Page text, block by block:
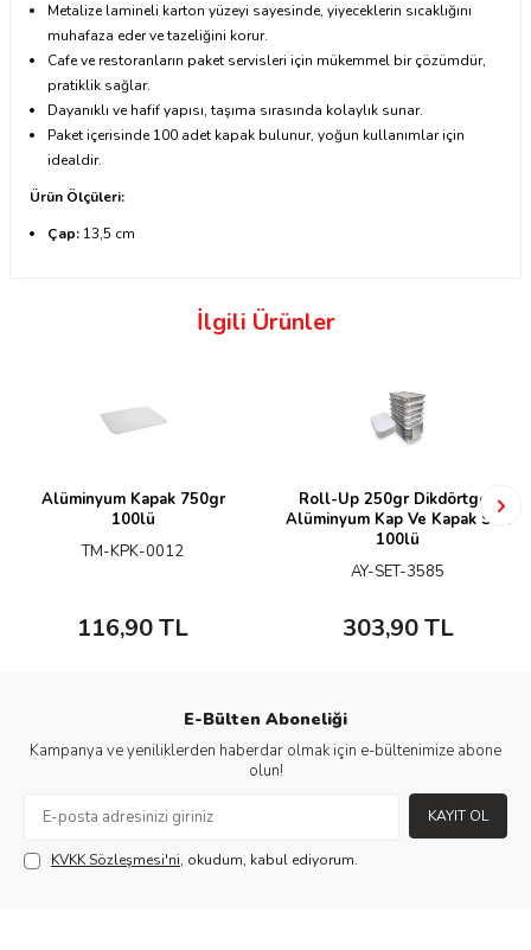
Metalize lamineli karton yüzeyi sayesinde, yiyeceklerin sıcaklığını
muhafaza eder ve tazeliğini korur.
Cafe ve restoranların paket servisleri için mükemmel bir çözümdür,
pratiklik sağlar.
Dayanıklı ve hafif yapısı, taşıma sırasında kolaylık sunar.
Paket içerisinde 100 adet kapak bulunur, yoğun kullanımlar için
idealdir.
Ürün Ölçüleri:
Çap: 13,5 cm
İlgili Ürünler
Alüminyum Kapak 750gr
100lü
TM-KPK-0012
116,90TL
Roll-Up 250gr Dikdörtgen
Alüminyum Kap Ve Kapak Seti
100lü
AY-SET-3585
303,90TL
E-Bülten Aboneliği
Kampanya ve yeniliklerden haberdar olmak için e-bültenimize abone
olun!
KAYIT OL
KVKK Sözleşmesi'ni, okudum, kabul ediyorum.